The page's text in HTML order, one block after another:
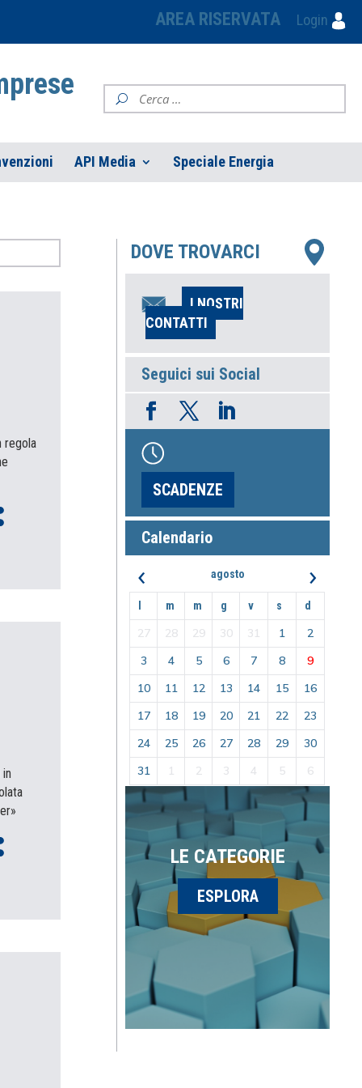
AREA RISERVATA Login
API Media Speciale Energia
regola
DOVE TROVARCI
I NOSTRI
CONTATTI
Seguici sui Social
SCADENZE
Calendario
‹ agosto ›
m m g v s d
27 28 29 30 31 1
2
3
4 5 6 7 8
9
10
11 12 13 14 15
16
17
18 19 20 21 22
23
24
25 26 27 28 29
30
31
1 2 3 4 5 6
LE CATEGORIE
ESPLORA